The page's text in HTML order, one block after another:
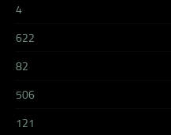
4
622
82
506
121